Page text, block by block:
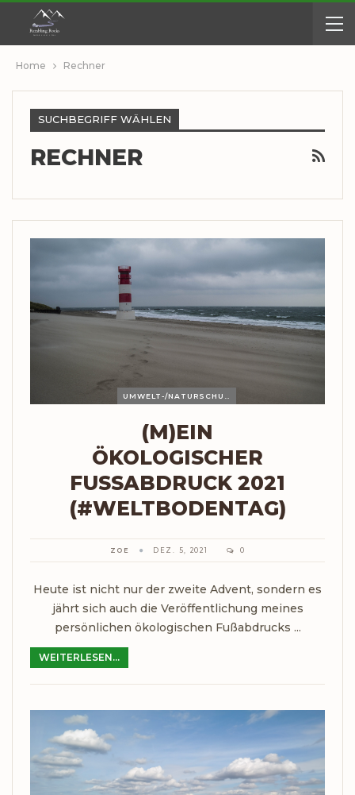
Home Rechner
SUCHBEGRIFF WÄHLEN
RECHNER
(M)EIN
ÖKOLOGISCHER
FUSSABDRUCK 2021 (
#WELTBODENTAG)
ZOE DEZ. 5, 2021 0
Heute ist nicht nur der zweite Advent, sondern es
jährt sich auch die Veröffentlichung meines
persönlichen ökologischen Fußabdrucks ...
WEITERLESEN...